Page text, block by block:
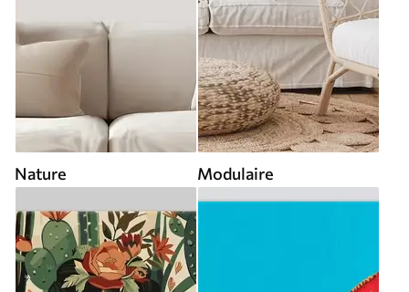
Nature Modulaire